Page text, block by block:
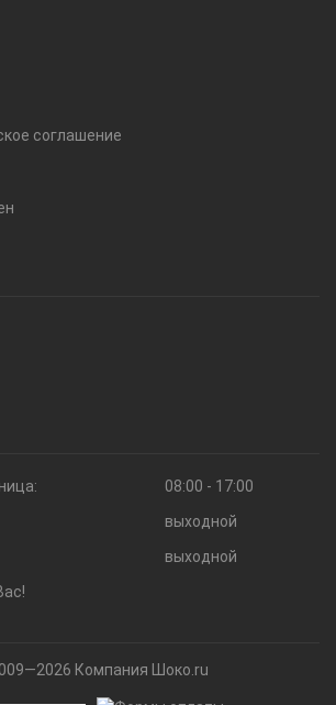
соглашение
08:00 - 17:00
выходной
выходной
Компания Шоко.ru